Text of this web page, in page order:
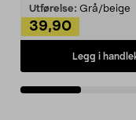
Utførelse: Grå/beige
39,90
Legg i